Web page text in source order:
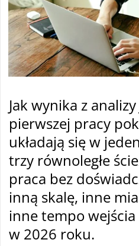
Jak wynika z
pierwszej pracy
układają się w
trzy równoległe
praca bez
inną skalę, inne
inne tempo
w 2026 roku.